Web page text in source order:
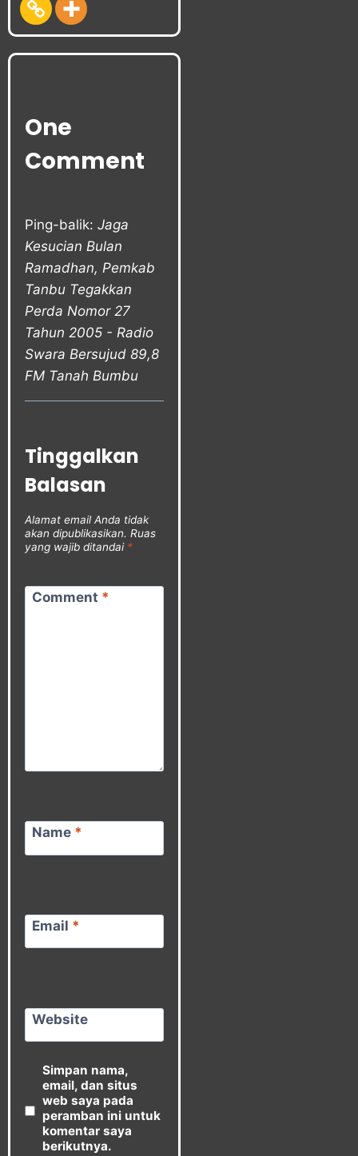
One
Comment
Ping-balik: Jaga
Kesucian Bulan
Ramadhan, Pemkab
Tanbu Tegakkan
Perda Nomor 27
Tahun 2005 - Radio
Swara Bersujud 89,8
FM Tanah Bumbu
Tinggalkan
Balasan
Alamat email Anda tidak
akan dipublikasikan. Ruas
yang wajib ditandai *
Comment *
Name *
Email *
Website
Simpan nama,
email, dan situs
web saya pada
peramban ini untuk
komentar saya
berikutnya.